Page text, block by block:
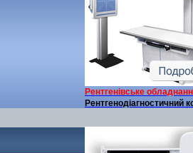
Рентгенівське
Рентгенодіагностичний